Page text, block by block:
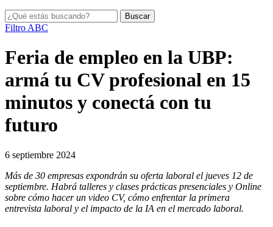
Filtro ABC
Feria de empleo en la UBP:
armá tu CV profesional en 15
minutos y conectá con tu
futuro
6 septiembre 2024
Más de 30 empresas expondrán su oferta laboral el jueves 12 de
septiembre. Habrá talleres y clases prácticas presenciales y Online
sobre cómo hacer un video CV, cómo enfrentar la primera
entrevista laboral y el impacto de la IA en el mercado laboral.